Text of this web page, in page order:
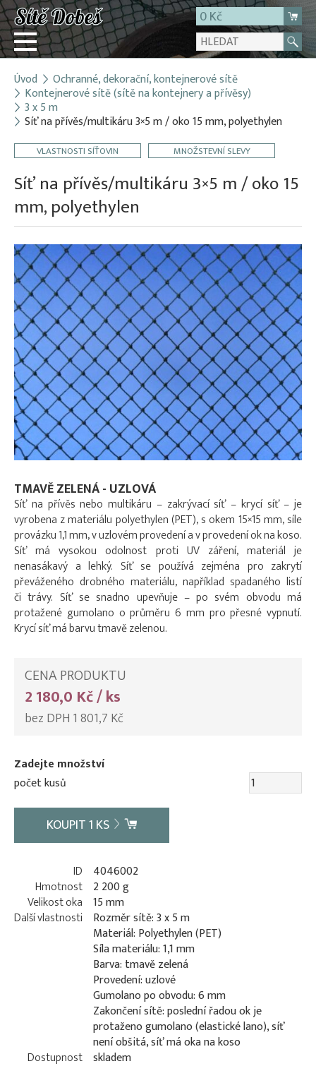
0 Kč
Přihlásit
Registrace
O firmě
Kontakt
Úvod Ochranné, dekorační, kontejnerové sítě
Kontejnerové sítě (sítě na kontejnery a přívěsy)
3 x 5 m
Síť na přívěs/multikáru 3×5 m / oko 15 mm, polyethylen
VLASTNOSTI SÍŤOVIN MNOŽSTEVNÍ SLEVY
Síť na přívěs/multikáru 3×5 m / oko 15
mm, polyethylen
TMAVĚ ZELENÁ - UZLOVÁ
Síť na přívěs nebo multikáru – zakrývací síť – krycí síť – je
vyrobena z materiálu polyethylen (PET), s okem 15×15 mm, síle
provázku 1,1 mm, v uzlovém provedení a v provedení ok na koso.
Síť má vysokou odolnost proti UV záření, materiál je
nenasákavý a lehký. Síť se používá zejména pro zakrytí
převáženého drobného materiálu, například spadaného listí
či trávy. Síť se snadno upevňuje – po svém obvodu má
protažené gumolano o průměru 6 mm pro přesné vypnutí.
Krycí síť má barvu tmavě zelenou.
CENA PRODUKTU
2 180,0 Kč / ks
bez DPH 1 801,7 Kč
Zadejte množství
počet kusů
KOUPIT1 KS
ID
4046002
Hmotnost 2 200 g
Velikost oka 15 mm
Další vlastnosti
Rozměr sítě: 3 x 5 m
Materiál: Polyethylen (PET)
Síla materiálu: 1,1 mm
Barva: tmavě zelená
Provedení: uzlové
Gumolano po obvodu: 6 mm
Zakončení sítě: poslední řadou ok je
protaženo gumolano (elastické lano), síť
není obšitá, síť má oka na koso
Dostupnost skladem